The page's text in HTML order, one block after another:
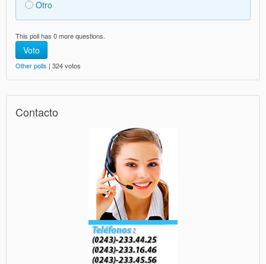
Otro
This poll has 0 more questions.
Voto
Other polls | 324 votos
Contacto